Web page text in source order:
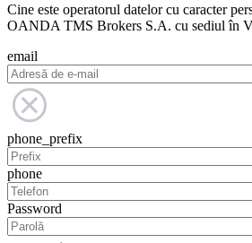
Cine este operatorul datelor cu caracter
OANDA TMS Brokers S.A. cu sediul în
email
phone_prefix
phone
Password